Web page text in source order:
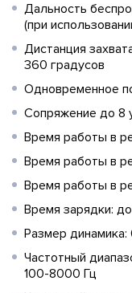
Дальность
(при
Дистанция
360 градусов
Одновременное
Сопряжение до 8
Время работы в
Время работы в
Время работы в
Время зарядки:
Размер
Частотный
100-8000 Гц